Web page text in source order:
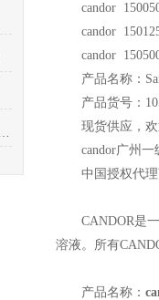
candor
candor
candor
产品名称：
产品货号：
现货供应，
candor广州一
中国授权代
CANDOR是
溶液。所有
产品名称：